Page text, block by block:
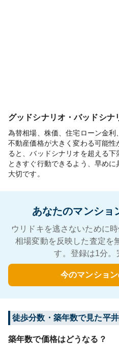
グッドシナリオ・バッドシナ
為替相場、株価、住宅ローン金
不動産価格が大きく変わる可能
ると、バッドシナリオを超える
ときすぐ行動できるよう、早め
大切です。
あなたのマンショ
ウリドキを逃さないために
相場変動を反映した査定を
す。登録は1分。
今のマンショ
徒歩分数・築年数で見た平
築年数で価格はどうなる？